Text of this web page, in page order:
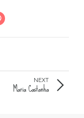
NEXT
Maria Castanha